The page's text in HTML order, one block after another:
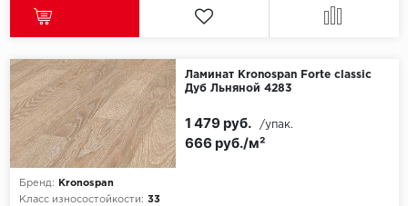
Ламинат Kronospan Forte classic
Дуб Льняной 4283
Бренд:
Kronospan
Класс износостойкости: 33
666 руб./м²
1 479 руб. /упак.